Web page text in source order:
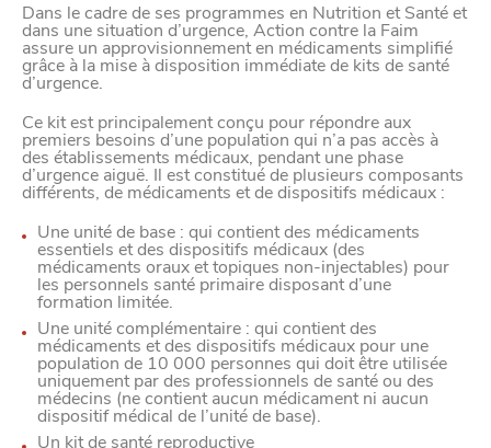
Dans le cadre de ses programmes en Nutrition et Santé et
dans une situation d’urgence, Action contre la Faim
assure un approvisionnement en médicaments simplifié
grâce à la mise à disposition immédiate de kits de santé
d’urgence.
Ce kit est principalement conçu pour répondre aux
premiers besoins d’une population qui n’a pas accès à
des établissements médicaux, pendant une phase
d’urgence aiguë. Il est constitué de plusieurs composants
différents, de médicaments et de dispositifs médicaux :
Une unité de base : qui contient des médicaments
essentiels et des dispositifs médicaux (des
médicaments oraux et topiques non-injectables) pour
les personnels santé primaire disposant d’une
formation limitée.
Une unité complémentaire : qui contient des
médicaments et des dispositifs médicaux pour une
population de 10 000 personnes qui doit être utilisée
uniquement par des professionnels de santé ou des
médecins (ne contient aucun médicament ni aucun
dispositif médical de l’unité de base).
Un kit de santé reproductive
VIVRE
le NORD